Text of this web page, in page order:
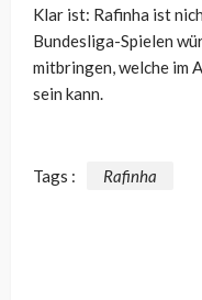
Klar ist: Rafinha ist
Bundesliga-Spielen
mitbringen, welche im
sein kann.
Tags : Rafinha